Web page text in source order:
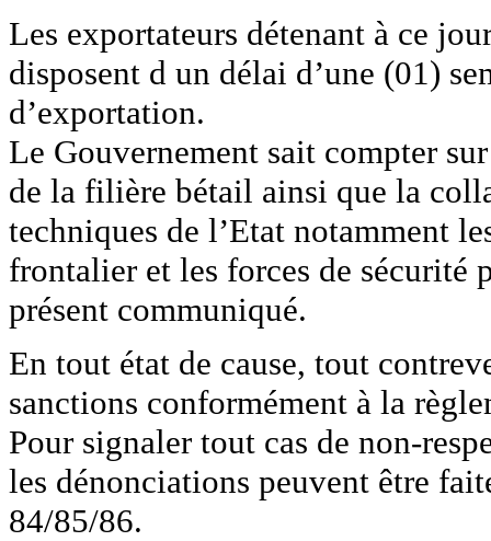
Les exportateurs détenant à ce
disposent d un délai d’une (01)
d’exportation.
Le Gouvernement sait compter
de la filière bétail ainsi que la
techniques de l’Etat notamment
frontalier et les forces de sécurité
présent communiqué.
En tout état de cause, tout
sanctions conformément à la
Pour signaler tout cas de non-
les dénonciations peuvent être
84/85/86.